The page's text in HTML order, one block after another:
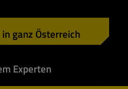
in ganz Österreich
Experten